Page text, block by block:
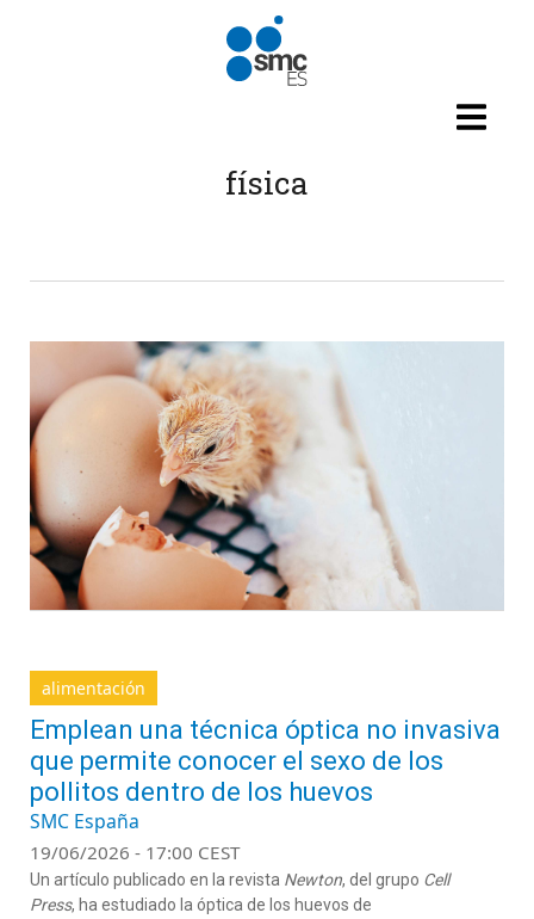
Pasar al contenido principal
física
alimentación
Emplean una técnica óptica no invasiva
que permite conocer el sexo de los
pollitos dentro de los huevos
SMC España
19/06/2026 - 17:00 CEST
Un artículo publicado en la revista Newton, del grupo Cell
Press, ha estudiado la óptica de los huevos de